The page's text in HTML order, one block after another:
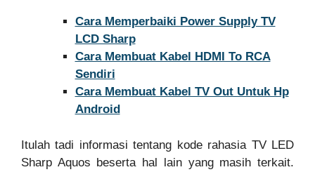
Cara Memperbaiki Power Supply TV
LCD Sharp
Cara Membuat Kabel HDMI To RCA
Sendiri
Cara Membuat Kabel TV Out Untuk Hp
Android
Itulah tadi informasi tentang kode rahasia TV LED
Sharp Aquos beserta hal lain yang masih terkait.